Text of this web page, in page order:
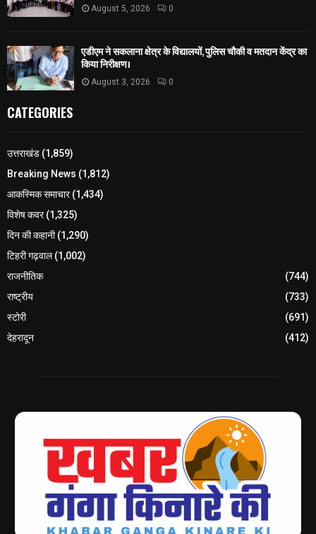
August 5, 2026 0
एडीएम ने सकलाना क्षेत्र के विद्यालयों, पुलिस चौकी व मतदान केंद्र का
किया निरीक्षण।
August 3, 2026 0
CATEGORIES
उत्तराखंड (1,859)
Breaking News (1,812)
आकस्मिक समाचार(1,434)
विशेष कवर(1,325)
दिन की कहानी(1,290)
टिहरी गढ़वाल(1,002)
राजनीतिक
(744)
राष्ट्रीय
(733)
स्टोरी
(691)
देहरादून
(412)